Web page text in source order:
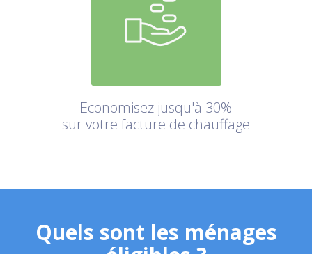
Economisez jusqu'à 30%
sur votre facture de chauffage
Quels sont les ménages